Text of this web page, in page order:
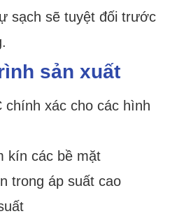
sạch sẽ tuyệt đối trước
sản xuất
chính xác cho các hình
kín các bề mặt
trong áp suất cao